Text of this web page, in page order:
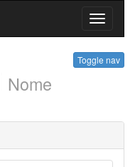
Toggle
Toggle nav
Nome